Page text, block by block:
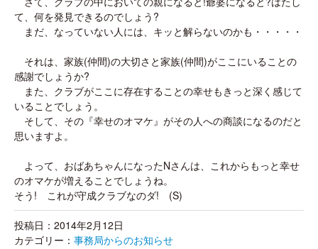
て、何を発見できるのでしょう?
まだ、なっていない人には、キッと解らないのかも・・・・・
それは、家族(仲間)の大切さと家族(仲間)がここにいることの
感謝でしょうか?
また、クラブがここに存在することの幸せもきっと深く感じて
いることでしょう。
そして、その『幸せのオマケ』がその人への商談になるのだと
思いますよ。
よって、おばあちゃんになったNさんは、これからもっと幸せ
のオマケが増えることでしょうね。
そう! これが守成クラブなのダ! (S)
投稿日：2014年2月12日
カテゴリー： 事務局からのお知らせ